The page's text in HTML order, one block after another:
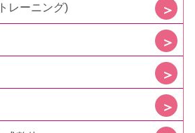
レーニング)